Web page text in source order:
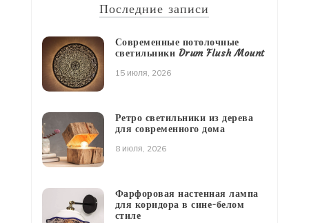
Последние записи
Современные потолочные
светильники Drum Flush Mount
15 июля, 2026
Ретро светильники из дерева
для современного дома
8 июля, 2026
Фарфоровая настенная лампа
для коридора в сине-белом
стиле